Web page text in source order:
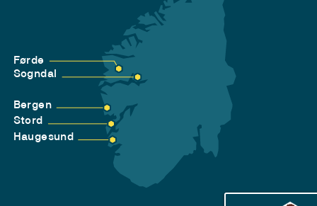
Førde
Sogndal
Bergen
Stord
Haugesund